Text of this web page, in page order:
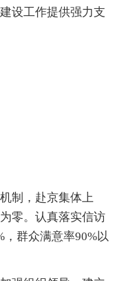
设工作提供强力支
制，赴京集体上
零。认真落实信访
群众满意率90%以